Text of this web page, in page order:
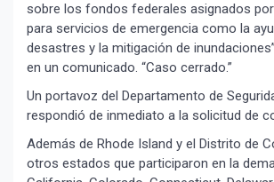
sobre los fondos federales asignados
para servicios de emergencia como la
desastres y la mitigación de
en un comunicado. “Caso cerrado.”
Un portavoz del Departamento de
respondió de inmediato a la solicitud de
Además de Rhode Island y el Distrito de
otros estados que participaron en la